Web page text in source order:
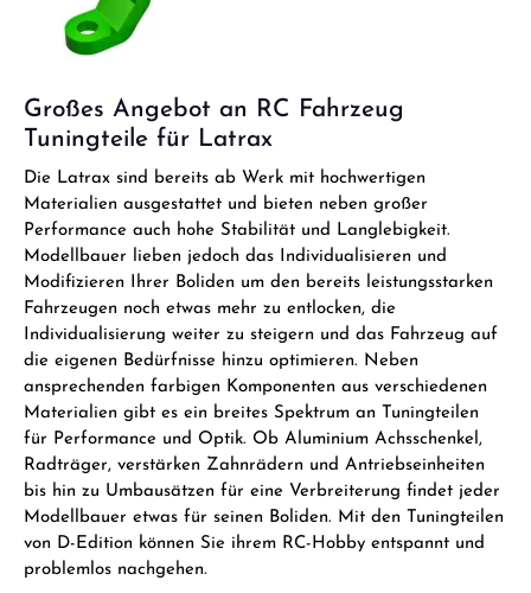
Großes Angebot an RC Fahrzeug
Tuningteile für Latrax
Die Latrax sind bereits ab Werk mit hochwertigen
Materialien ausgestattet und bieten neben großer
Performance auch hohe Stabilität und Langlebigkeit.
Modellbauer lieben jedoch das Individualisieren und
Modifizieren Ihrer Boliden um den bereits leistungsstarken
Fahrzeugen noch etwas mehr zu entlocken, die
Individualisierung weiter zu steigern und das Fahrzeug auf
die eigenen Bedürfnisse hinzu optimieren. Neben
ansprechenden farbigen Komponenten aus verschiedenen
Materialien gibt es ein breites Spektrum an Tuningteilen
für Performance und Optik. Ob Aluminium Achsschenkel,
Radträger, verstärken Zahnrädern und Antriebseinheiten
bis hin zu Umbausätzen für eine Verbreiterung findet jeder
Modellbauer etwas für seinen Boliden. Mit den Tuningteilen
von D-Edition können Sie ihrem RC-Hobby entspannt und
problemlos nachgehen.